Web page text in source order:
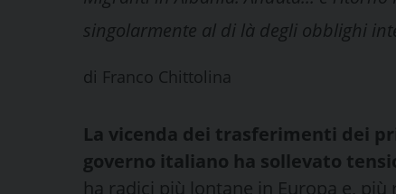
singolarmente al di là degli obblighi
di Franco Chittolina
La vicenda dei trasferimenti dei
governo italiano ha sollevato
ha radici più lontane in Europa e,